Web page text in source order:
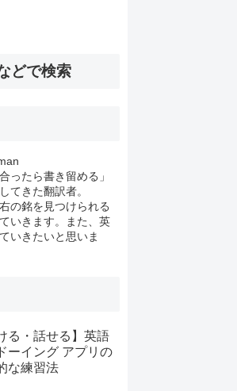
どで検索
ったら書き留める」
てきた翻訳者。
の銘を見つけられる
いきます。また、英
いきたいと思いま
る・話せる】英語
ーイング アプリの
な練習法